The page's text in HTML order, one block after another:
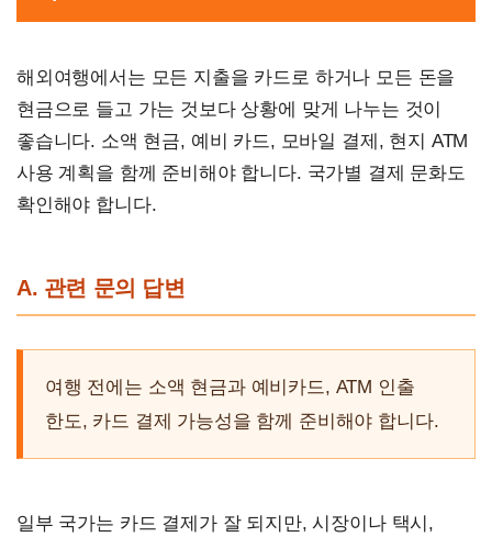
해외여행에서는 모든 지출을 카드로 하거나 모든 돈을
현금으로 들고 가는 것보다 상황에 맞게 나누는 것이
좋습니다. 소액 현금, 예비 카드, 모바일 결제, 현지 ATM
사용 계획을 함께 준비해야 합니다. 국가별 결제 문화도
확인해야 합니다.
A. 관련 문의 답변
여행 전에는 소액 현금과 예비카드, ATM 인출
한도, 카드 결제 가능성을 함께 준비해야 합니다.
일부 국가는 카드 결제가 잘 되지만, 시장이나 택시,